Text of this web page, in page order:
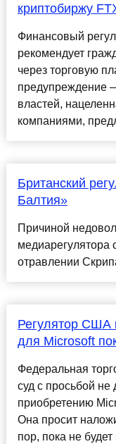
криптобиржу
Финансовый
рекомендует
через торговую
предупреждение
властей,
компаниями,
Британский
Балтия»
Причиной
медиарегулятора
отравлении
Регулятор США
для Microsoft
Федеральная
суд с просьбой не
приобретению
Она просит
пор, пока не